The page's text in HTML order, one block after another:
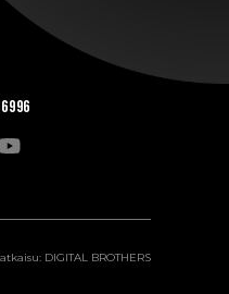
DIGITAL BROTHERS